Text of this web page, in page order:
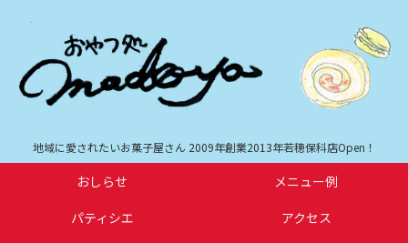
地域に愛されたいお菓子屋さん 2009年創業2013年若穂保科店Open！
おしらせ
メニュー例
パティシエ
アクセス